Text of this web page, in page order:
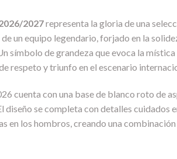
2027representa la gloria de una
un equipo legendario, forjado en la
símbolo de grandeza que evoca la
respeto y triunfo en el escenario
cuenta con una base de blanco roto de
se completa con detalles cuidados
en los hombros, creando una